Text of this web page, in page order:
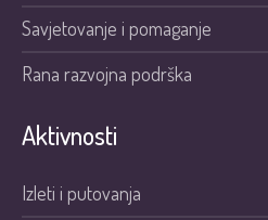
Savjetovanje i pomaganje
Rana razvojna podrška
Aktivnosti
Izleti i putovanja